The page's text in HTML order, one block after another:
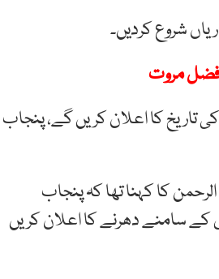
شروع کردیں۔
افضل مروت
تاریخ کا اعلان کریں گے، پنجاب
الرحمن کا کہنا تھا کہ پنجاب
کے سامنے دھرنے کا اعلان کریں